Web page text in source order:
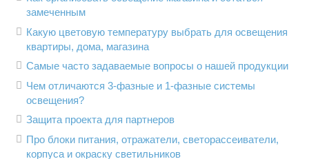
замеченным
Какую цветовую температуру выбрать для освещения
квартиры, дома, магазина
Самые часто задаваемые вопросы о нашей продукции
Чем отличаются 3-фазные и 1-фазные системы
освещения?
Защита проекта для партнеров
Про блоки питания, отражатели, светорассеиватели,
корпуса и окраску светильников